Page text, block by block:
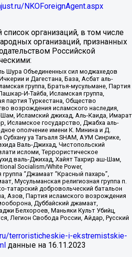
NKOForeignAgent.aspx
организаций, в том числе
организаций, признанных
Российской
Шура Объединенных сил моджахедов
и Дагестана, База, Асбат аль-
группа, Братья-мусульмане, Партия
И-Тайба, Исламская группа,
партия Туркестана, Общество
возрождения исламского наследия,
Исламский джихад, Аль-Каида, Имарат
Исламское государство, Джабха аль-
ополчение имени К. Минина и Д.
уа Тагьаля SHAM, АУМ Синрике,
Валь-Джихад, Чистопольский
исломи, Террористическое
валь-Джихад, Хайят Тахрир аш-Шам,
Socialism/White Power,
“Джамаат “Красный пахарь”,
Мусульманская религиозная группа п.
татарский добровольческий батальон
Азов, Партия исламского возрождения
Дуббайский джамаат,
Белхороев, Маньяки Культ Убийц,
Легион Свобода России, Айдар, Русский
terroristicheskie-i-ekstremistskie-
данные на 16.11.2023